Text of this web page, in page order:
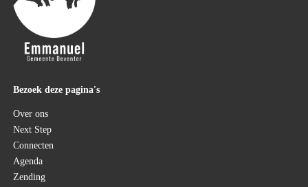
Bezoek deze pagina's
Over ons
Next Step
Connecten
Agenda
Zending